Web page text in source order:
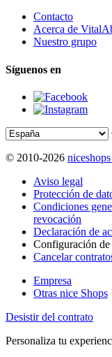
Contacto
Acerca de
Nuestro grupo
Síguenos en
© 2010-2026
Aviso legal
Protección de
Condiciones
revocación
Declaración de
Configuración de
Cancelar
Empresa
Otras nice Shops
Desistir del contrato
Personaliza tu